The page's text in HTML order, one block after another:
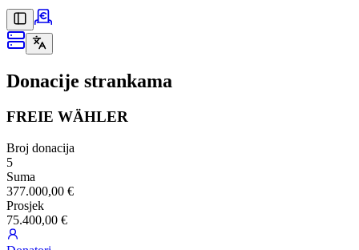
Donacije strankama
FREIE WÄHLER
Broj donacija
5
Suma
377.000,00 €
Prosjek
75.400,00 €